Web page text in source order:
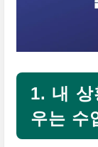
1. 내 상
우는 수